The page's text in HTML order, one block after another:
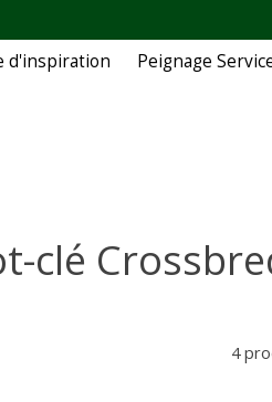
d'inspiration Peignage
clé
4